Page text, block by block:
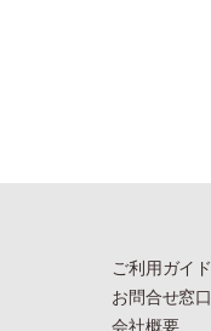
ご利用ガイド
お問合せ窓口
会社概要